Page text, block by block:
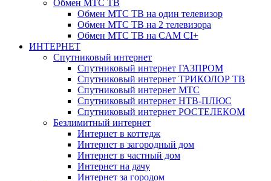
Обмен МТС ТВ
Обмен МТС ТВ на один телевизор
Обмен МТС ТВ на 2 телевизора
Обмен МТС ТВ на CAM CI+
ИНТЕРНЕТ
Спутниковый интернет
Спутниковый интернет ГАЗПРОМ
Спутниковый интернет ТРИКОЛОР ТВ
Спутниковый интернет МТС
Спутниковый интернет НТВ-ПЛЮС
Спутниковый интернет РОСТЕЛЕКОМ
Безлимитный интернет
Интернет в коттедж
Интернет в загородный дом
Интернет в частный дом
Интернет на дачу
Интернет за городом